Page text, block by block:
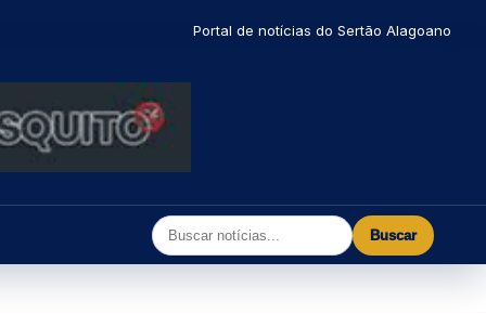
Portal de notícias do Sertão Alagoano
Buscar